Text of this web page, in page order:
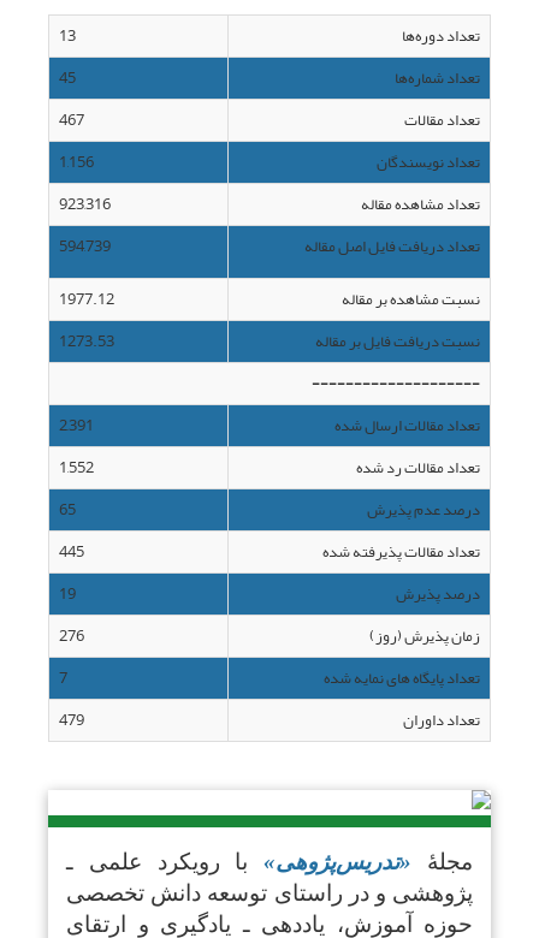
تعداد دوره‌ها
13
تعداد شماره‌ها
45
تعداد مقالات
467
تعداد نویسندگان
1,156
تعداد مشاهده مقاله
923,316
تعداد دریافت فایل اصل مقاله
594,739
نسبت مشاهده بر مقاله
1977.12
نسبت دریافت فایل بر مقاله
1273.53
--------------------
تعداد مقالات ارسال شده
2,391
تعداد مقالات رد شده
1,552
درصد عدم پذیرش
65
تعداد مقالات پذیرفته شده
445
درصد پذیرش
19
زمان پذیرش (روز)
276
تعداد پایگاه های نمایه شده
7
تعداد داوران
479
مجلۀ «تدریس‌پژوهی»با رویکرد علمی ـ
پژوهشی و در راستای توسعه دانش تخصصی
حوزه آموزش، یاددهی ـ یادگیری و ارتقای